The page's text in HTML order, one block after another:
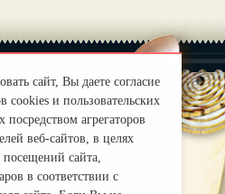
|
Правила
сайт, Вы даете согласие
cookies и пользовательских
агрегаторов
веб-сайтов, в целях
посещений сайта,
в соответствии с